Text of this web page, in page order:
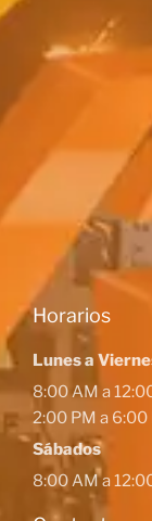
Horarios
Lunes a
8:00 AM a
2:00 PM a 6:00
Sábados
8:00 AM a